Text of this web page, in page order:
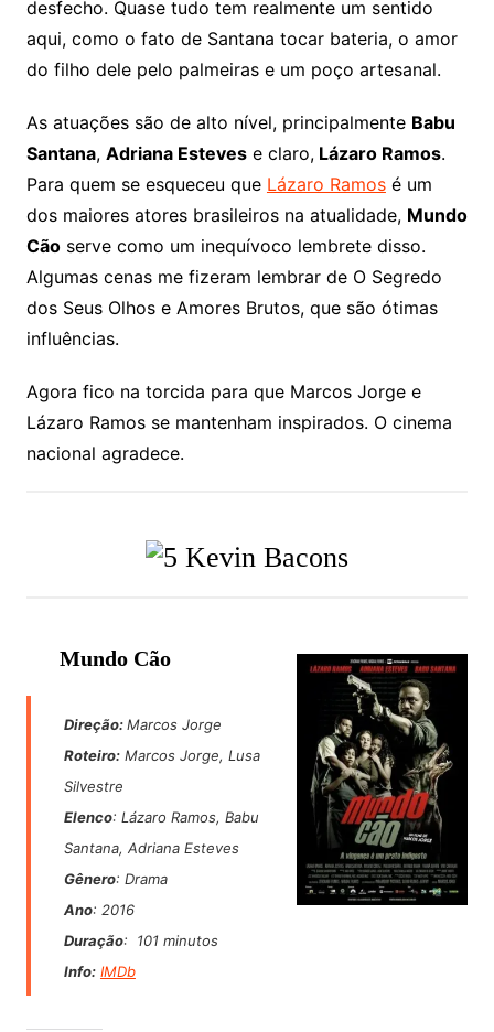
desfecho. Quase tudo tem realmente um sentido
aqui, como o fato de Santana tocar bateria, o amor
do filho dele pelo palmeiras e um poço artesanal.
As atuações são de alto nível, principalmente Babu
Santana, Adriana Estevese claro,Lázaro Ramos.
Para quem se esqueceu que Lázaro Ramosé um
dos maiores atores brasileiros na atualidade, Mundo
Cãoserve como um inequívoco lembrete disso.
Algumas cenas me fizeram lembrar de O Segredo
dos Seus Olhos e Amores Brutos, que são ótimas
influências.
Agora fico na torcida para que Marcos Jorge e
Lázaro Ramos se mantenham inspirados. O cinema
nacional agradece.
Mundo Cão
Direção:Marcos Jorge
Roteiro: Marcos Jorge, Lusa
Silvestre
Elenco: Lázaro Ramos, Babu
Santana, Adriana Esteves
Gênero: Drama
Ano: 2016
Duração: 101 minutos
Info: IMDb